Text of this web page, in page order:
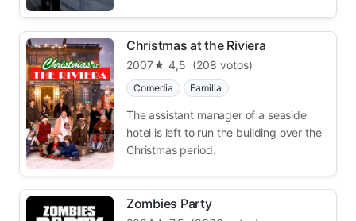
Christmas at the Riviera
2007★ 4,5 (208 votos)
Comedia Familia
The assistant manager of a seaside
hotel is left to run the building over the
Christmas period.
Zombies Party